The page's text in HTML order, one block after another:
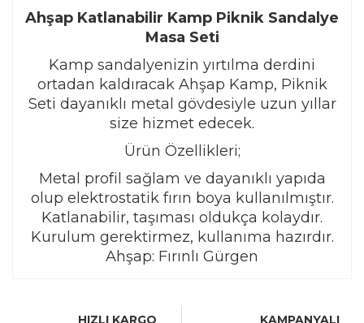
Ahşap Katlanabilir Kamp Piknik Sandalye
Masa Seti
Kamp sandalyenizin yırtılma derdini
ortadan kaldıracak Ahşap Kamp, Piknik
Seti dayanıklı metal gövdesiyle uzun yıllar
size hizmet edecek.
Ürün Özellikleri;
Metal profil sağlam ve dayanıklı yapıda
olup elektrostatik fırın boya kullanılmıştır.
Katlanabilir, taşıması oldukça kolaydır.
Kurulum gerektirmez, kullanıma hazırdır.
Ahşap: Fırınlı Gürgen
HIZLI KARGO KAMPANYALI